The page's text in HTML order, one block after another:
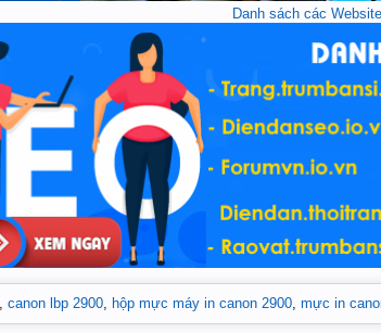
Danh sách các
canon lbp 2900 hộp mực máy in canon 2900 mực in